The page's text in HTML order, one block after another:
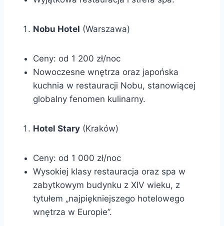
Nobu Hotel (Warszawa)
Ceny: od 1 200 zł/noc
Nowoczesne wnętrza oraz japońska
kuchnia w restauracji Nobu, stanowiącej
globalny fenomen kulinarny.
Hotel Stary (Kraków)
Ceny: od 1 000 zł/noc
Wysokiej klasy restauracja oraz spa w
zabytkowym budynku z XIV wieku, z
tytułem „najpiękniejszego hotelowego
wnętrza w Europie”.